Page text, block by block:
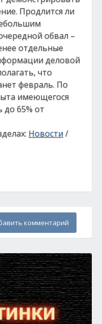
Продлится ли
обвал –
отдельные
деловой
что
февраль. По
имеющегося
до 65% от
Новости/
комментарий